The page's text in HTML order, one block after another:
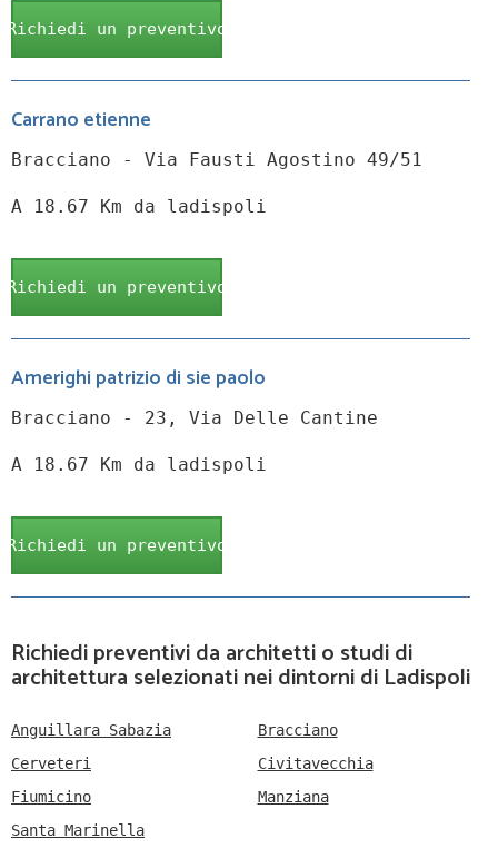
Richiedi un preventivo
Carrano etienne
Bracciano - Via Fausti Agostino 49/51
A 18.67 Km da ladispoli
Richiedi un preventivo
Amerighi patrizio di sie paolo
Bracciano - 23, Via Delle Cantine
A 18.67 Km da ladispoli
Richiedi un preventivo
Richiedi preventivi da architetti o studi di
architettura selezionati nei dintorni di Ladispoli
Anguillara Sabazia
Bracciano
Cerveteri
Civitavecchia
Fiumicino
Manziana
Santa Marinella